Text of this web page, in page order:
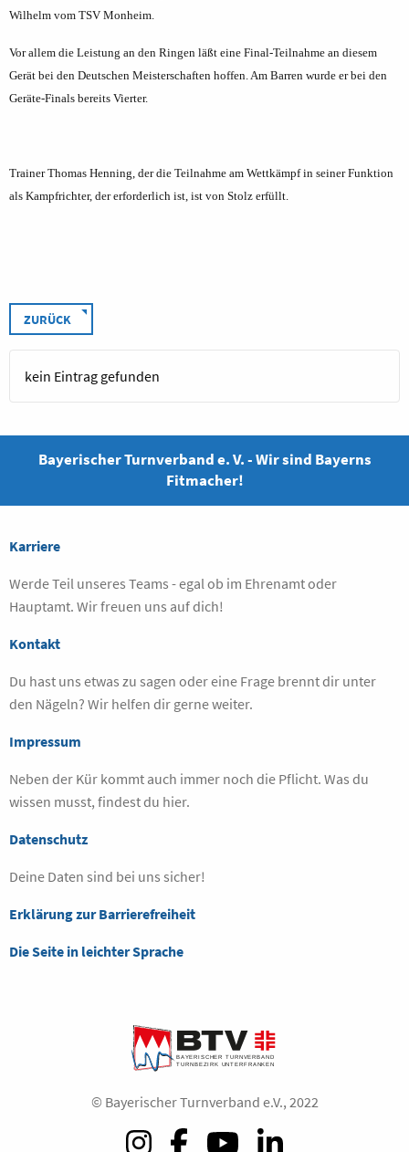
Wilhelm vom TSV Monheim.
Vor allem die Leistung an den Ringen läßt eine Final-Teilnahme an diesem
Gerät bei den Deutschen Meisterschaften hoffen. Am Barren wurde er bei den
Geräte-Finals bereits Vierter.
Trainer Thomas Henning, der die Teilnahme am Wettkämpf in seiner Funktion
als Kampfrichter, der erforderlich ist, ist von Stolz erfüllt.
ZURÜCK
kein Eintrag gefunden
Bayerischer Turnverband e. V. - Wir sind Bayerns
Fitmacher!
Karriere
Werde Teil unseres Teams - egal ob im Ehrenamt oder
Hauptamt. Wir freuen uns auf dich!
Kontakt
Du hast uns etwas zu sagen oder eine Frage brennt dir unter
den Nägeln? Wir helfen dir gerne weiter.
Impressum
Neben der Kür kommt auch immer noch die Pflicht. Was du
wissen musst, findest du hier.
Datenschutz
Deine Daten sind bei uns sicher!
Erklärung zur Barrierefreiheit
Die Seite in leichter Sprache
© Bayerischer Turnverband e.V., 2022